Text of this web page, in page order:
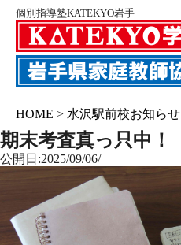
個別指導塾KATEKYO岩手
HOME > 水沢駅前校お知らせ
期末考査真っ只中！
公開日:2025/09/06/